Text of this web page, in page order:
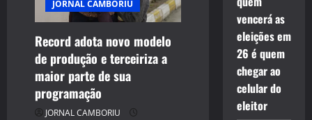
JORNAL CAMBORIU
Record adota novo modelo
de produção e terceiriza a
maior parte de sua
programação
JORNAL CAMBORIU
vencerá as
eleições em
26 é quem
chegar ao
celular do
eleitor